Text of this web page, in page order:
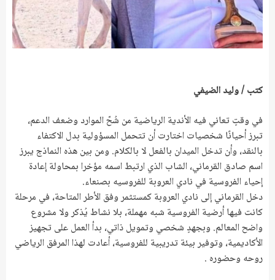
كتب / وليد الضيفي
في وقتٍ تعاني فيه الأندية الرياضية من شُحّ الموارد وضعف الدعم،
تبرز أحيانًا شخصيات اختارت أن تتحمل المسؤولية بدل الاكتفاء
بالنقد، وأن تدخل الميدان بالفعل لا بالكلام. ومن بين هذه النماذج يبرز
اسم صادق القرماني، الشاب الذي ارتبط اسمه مؤخرا بمحاولة إعادة
إحياء الفروسية في نادي العروبة للفروسيه بصنعاء.
دخل القرماني إلى نادي العروبة كمستثمر وفق الأطر المتاحة، في مرحلة
كانت فيها أرضية الفروسية شبه مهملة، بلا نشاط يُذكر ولا مشروع
واضح المعالم. وبجهدٍ شخصي وتمويل ذاتي، بدأ العمل على تجهيز
الأكاديمية، وتوفير بيئة تدريبية للفروسية، أعادت لهذا المرفق الرياضي
روحه وحضوره .